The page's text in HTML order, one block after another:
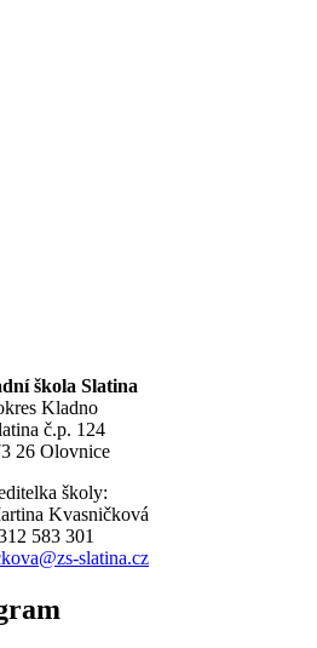
škola Slatina
Kladno
č.p. 124
26 Olovnice
školy:
Kvasničková
583 301
slatina.cz